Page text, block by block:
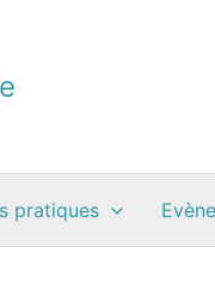
pratiques